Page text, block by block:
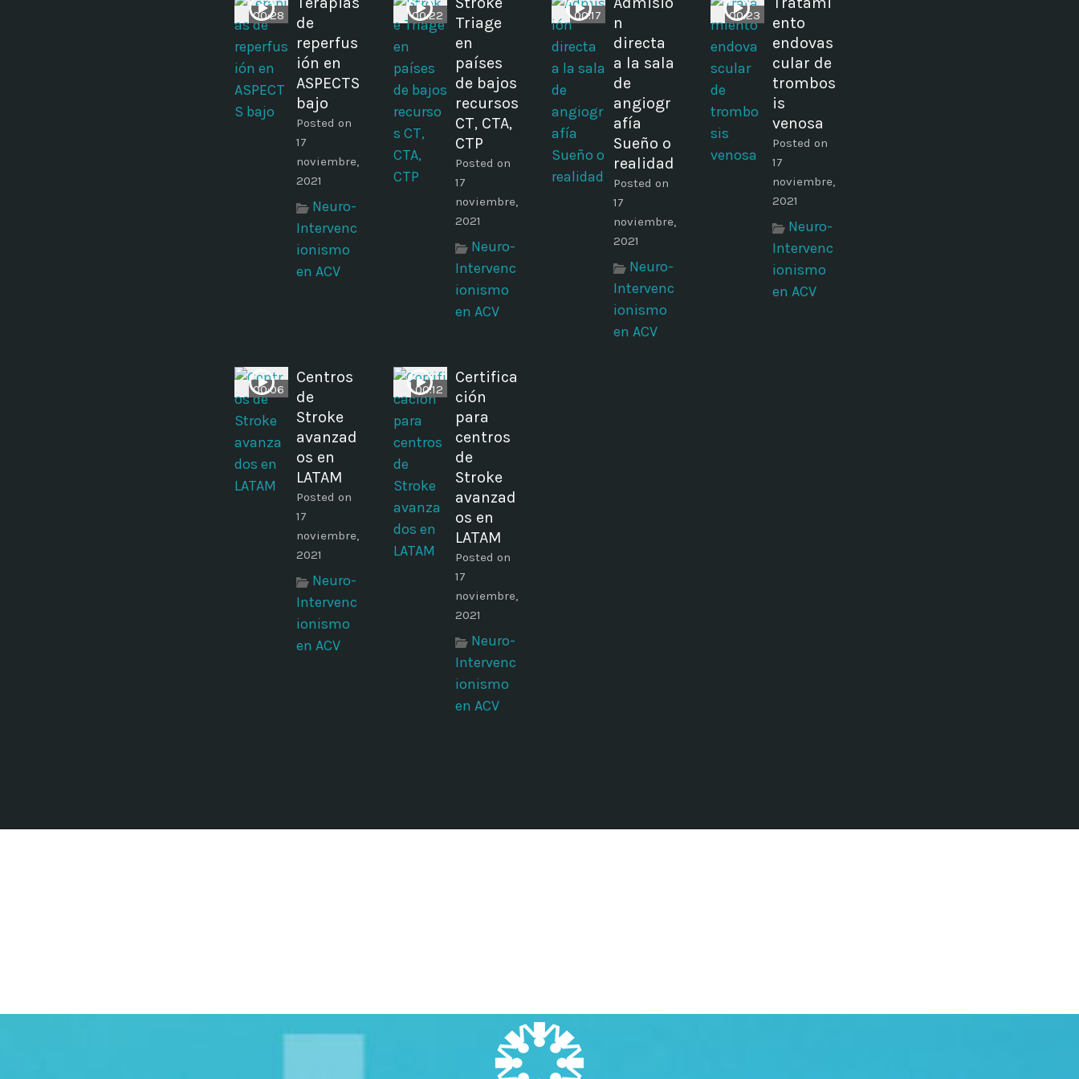
00:28
de
reperfus
ión en
ASPECTS
bajo
Posted on
17
noviembre,
2021
Neuro-
Intervenc
ionismo
en ACV
00:22
Triage
en
países
de bajos
recursos
CT, CTA,
CTP
Posted on
17
noviembre,
2021
Neuro-
Intervenc
ionismo
en ACV
00:17
n
directa
a la sala
de
angiogr
afía
Sueño o
realidad
Posted on
17
noviembre,
2021
Neuro-
Intervenc
ionismo
en ACV
00:23
ento
endovas
cular de
trombos
is
venosa
Posted on
17
noviembre,
2021
Neuro-
Intervenc
ionismo
en ACV
00:06
Centros
de
Stroke
avanzad
os en
LATAM
Posted on
17
noviembre,
2021
Neuro-
Intervenc
ionismo
en ACV
00:12
Certifica
ción
para
centros
de
Stroke
avanzad
os en
LATAM
Posted on
17
noviembre,
2021
Neuro-
Intervenc
ionismo
en ACV